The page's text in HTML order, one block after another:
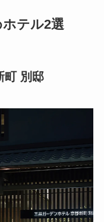
テル2選
町 別邸